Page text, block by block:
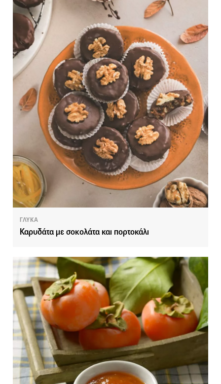
ΓΛΥΚΑ
Καρυδάτα με σοκολάτα και πορτοκάλι